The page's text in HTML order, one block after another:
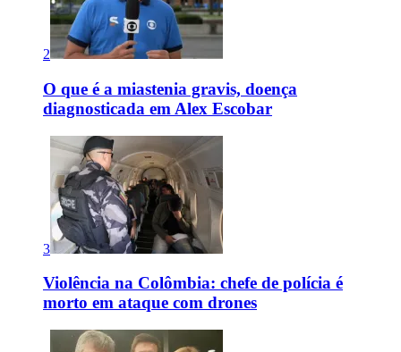
2
O que é a miastenia gravis, doença
diagnosticada em Alex Escobar
3
Violência na Colômbia: chefe de polícia é
morto em ataque com drones